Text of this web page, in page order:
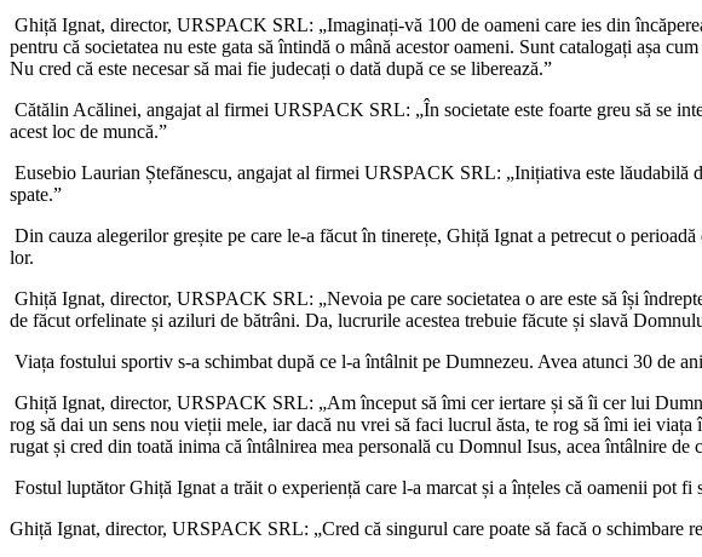
Ghiță Ignat, director, URSPACK SRL: „Imaginați-vă 100 de oameni care ies din
pentru că societatea nu este gata să întindă o mână acestor oameni. Sunt catalogați așa
Nu cred că este necesar să mai fie judecați o dată după ce se liberează.”
Cătălin Acălinei, angajat al firmei URSPACK SRL: „În societate este foarte greu să se
acest loc de muncă.”
Eusebio Laurian Ștefănescu, angajat al firmei URSPACK SRL: „Inițiativa este lăudabilă
spate.”
Din cauza alegerilor greșite pe care le-a făcut în tinerețe, Ghiță Ignat a petrecut o
lor.
Ghiță Ignat, director, URSPACK SRL: „Nevoia pe care societatea o are este să își
de făcut orfelinate și aziluri de bătrâni. Da, lucrurile acestea trebuie făcute și slavă
Viața fostului sportiv s-a schimbat după ce l-a întâlnit pe Dumnezeu. Avea atunci 30 de
Ghiță Ignat, director, URSPACK SRL: „Am început să îmi cer iertare și să îi cer lui
rog să dai un sens nou vieții mele, iar dacă nu vrei să faci lucrul ăsta, te rog să îmi iei viața
rugat și cred din toată inima că întâlnirea mea personală cu Domnul Isus, acea întâlnire
Fostul luptător Ghiță Ignat a trăit o experiență care l-a marcat și a înțeles că oamenii pot
Ghiță Ignat, director, URSPACK SRL: „Cred că singurul care poate să facă o schimbare